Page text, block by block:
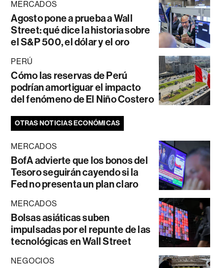
MERCADOS
Agosto pone a prueba a Wall
Street: qué dice la historia sobre
el S&P 500, el dólar y el oro
PERÚ
Cómo las reservas de Perú
podrían amortiguar el impacto
del fenómeno de El Niño Costero
OTRAS NOTICIAS ECONÓMICAS
MERCADOS
BofA advierte que los bonos del
Tesoro seguirán cayendo si la
Fed no presenta un plan claro
MERCADOS
Bolsas asiáticas suben
impulsadas por el repunte de las
tecnológicas en Wall Street
NEGOCIOS